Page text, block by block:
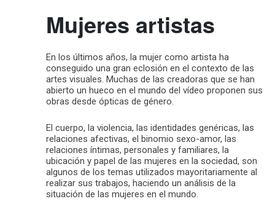
Mujeres artistas
En los últimos años, la mujer como artista ha
conseguido una gran eclosión en el contexto de las
artes visuales. Muchas de las creadoras que se han
abierto un hueco en el mundo del vídeo proponen sus
obras desde ópticas de género.
El cuerpo, la violencia, las identidades genéricas, las
relaciones afectivas, el binomio sexo-amor, las
relaciones íntimas, personales y familiares, la
ubicación y papel de las mujeres en la sociedad, son
algunos de los temas utilizados mayoritariamente al
realizar sus trabajos, haciendo un análisis de la
situación de las mujeres en el mundo.